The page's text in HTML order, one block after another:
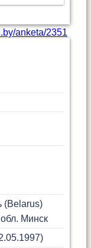
anketa/2351
(Belarus)
Минск